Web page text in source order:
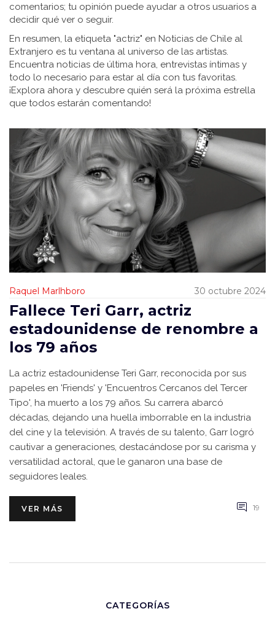
comentarios; tu opinión puede ayudar a otros usuarios a
decidir qué ver o seguir.
En resumen, la etiqueta "actriz" en Noticias de Chile al
Extranjero es tu ventana al universo de las artistas.
Encuentra noticias de última hora, entrevistas íntimas y
todo lo necesario para estar al día con tus favoritas.
¡Explora ahora y descubre quién será la próxima estrella
que todos estarán comentando!
Raquel Marlhboro 30 octubre 2024
Fallece Teri Garr, actriz
estadounidense de renombre a
los 79 años
La actriz estadounidense Teri Garr, reconocida por sus
papeles en 'Friends' y 'Encuentros Cercanos del Tercer
Tipo', ha muerto a los 79 años. Su carrera abarcó
décadas, dejando una huella imborrable en la industria
del cine y la televisión. A través de su talento, Garr logró
cautivar a generaciones, destacándose por su carisma y
versatilidad actoral, que le ganaron una base de
seguidores leales.
VER MÁS 19
CATEGORÍAS